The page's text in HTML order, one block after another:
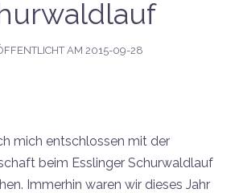
AM 2015-09-28
mich entschlossen mit der
beim Esslinger Schurwaldlauf
Immerhin waren wir dieses Jahr